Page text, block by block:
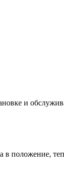
и
в положение,